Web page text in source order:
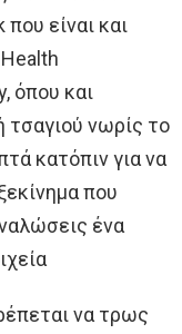
είναι και
όπου και
νωρίς το
κατόπιν για να
που
ένα
να τρως